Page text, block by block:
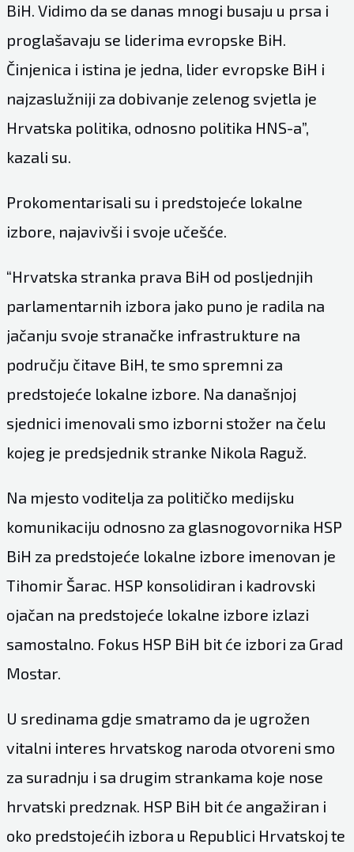
BiH. Vidimo da se danas mnogi busaju u prsa i
proglašavaju se liderima evropske BiH.
Činjenica i istina je jedna, lider evropske BiH i
najzaslužniji za dobivanje zelenog svjetla je
Hrvatska politika, odnosno politika HNS-a”,
kazali su.
Prokomentarisali su i predstojeće lokalne
izbore, najavivši i svoje učešće.
“Hrvatska stranka prava BiH od posljednjih
parlamentarnih izbora jako puno je radila na
jačanju svoje stranačke infrastrukture na
području čitave BiH, te smo spremni za
predstojeće lokalne izbore. Na današnjoj
sjednici imenovali smo izborni stožer na čelu
kojeg je predsjednik stranke Nikola Raguž.
Na mjesto voditelja za političko medijsku
komunikaciju odnosno za glasnogovornika HSP
BiH za predstojeće lokalne izbore imenovan je
Tihomir Šarac. HSP konsolidiran i kadrovski
ojačan na predstojeće lokalne izbore izlazi
samostalno. Fokus HSP BiH bit će izbori za Grad
Mostar.
U sredinama gdje smatramo da je ugrožen
vitalni interes hrvatskog naroda otvoreni smo
za suradnju i sa drugim strankama koje nose
hrvatski predznak. HSP BiH bit će angažiran i
oko predstojećih izbora u Republici Hrvatskoj te